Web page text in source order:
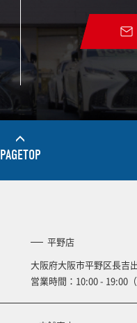
PAGETOP
平野店
大阪府大阪市平野区長吉
営業時間：10:00 - 19:00